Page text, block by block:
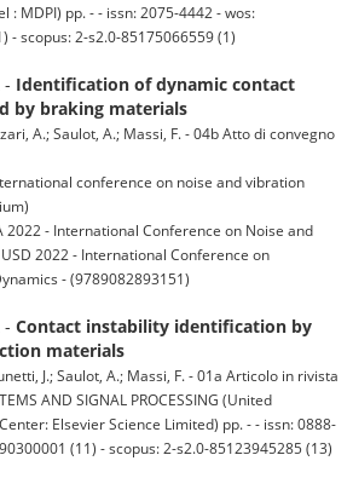
: MDPI) pp. - - issn: 2075-4442 - wos:
- scopus: 2-s2.0-85175066559 (1)
- Identification of dynamic contact
by braking materials
A.; Saulot, A.; Massi, F. - 04b Atto di convegno
conference on noise and vibration
2022 - International Conference on Noise and
2022 - International Conference on
- (9789082893151)
- Contact instability identification by
materials
J.; Saulot, A.; Massi, F. - 01a Articolo in rivista
AND SIGNAL PROCESSING (United
Elsevier Science Limited) pp. - - issn: 0888-
(11) - scopus: 2-s2.0-85123945285 (13)